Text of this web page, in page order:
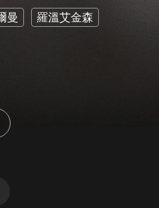
曼 羅溫艾金森